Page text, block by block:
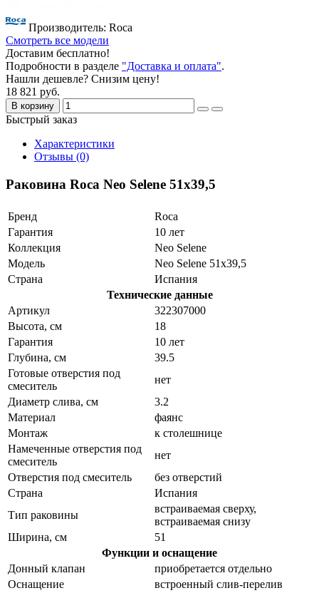
Производитель: Roca
Смотреть все модели
Доставим бесплатно!
Подробности в разделе "Доставка и оплата".
Нашли дешевле? Снизим цену!
18 821 руб.
В корзину
Быстрый заказ
Характеристики
Отзывы (0)
Раковина Roca Neo Selene 51x39,5
Бренд
Roca
Гарантия
10 лет
Коллекция
Neo Selene
Модель
Neo Selene 51x39,5
Страна
Испания
Технические данные
Артикул
322307000
Высота, см
18
Гарантия
10 лет
Глубина, см
39.5
Готовые отверстия под
смеситель
нет
Диаметр слива, см
3.2
Материал
фаянс
Монтаж
к столешнице
Намеченные отверстия под
смеситель
нет
Отверстия под смеситель
без отверстий
Страна
Испания
Тип раковины
встраиваемая сверху,
встраиваемая снизу
Ширина, см
51
Функции и оснащение
Донный клапан
приобретается отдельно
Оснащение
встроенный слив-перелив